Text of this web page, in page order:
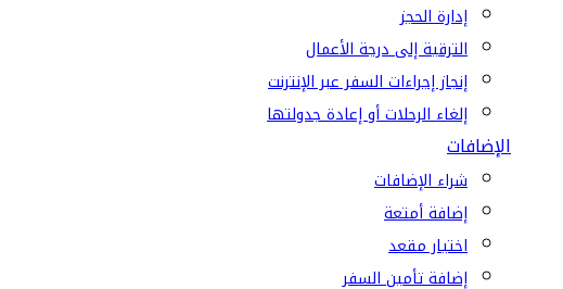
إدارة الحجز
الترقية إلى درجة الأعمال
إنجاز إجراءات السفر عبر الإنترنت
إلغاء الرحلات أو إعادة جدولتها
الإضافات
شراء الإضافات
إضافة أمتعة
اختيار مقعد
إضافة تأمين السفر